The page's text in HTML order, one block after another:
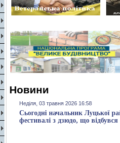
Новини
Неділя, 03 травня 2026 16:58
Сьогодні начальник Луцької
фестивалі з дзюдо, що